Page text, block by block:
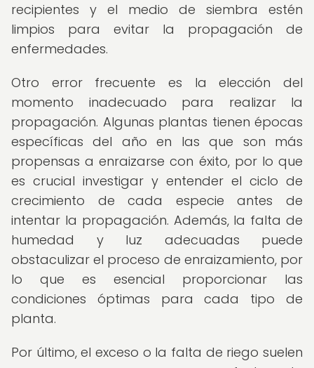
recipientes y el medio de siembra estén
limpios para evitar la propagación de
enfermedades.
Otro error frecuente es la elección del
momento inadecuado para realizar la
propagación. Algunas plantas tienen épocas
específicas del año en las que son más
propensas a enraizarse con éxito, por lo que
es crucial investigar y entender el ciclo de
crecimiento de cada especie antes de
intentar la propagación. Además, la falta de
humedad y luz adecuadas puede
obstaculizar el proceso de enraizamiento, por
lo que es esencial proporcionar las
condiciones óptimas para cada tipo de
planta.
Por último, el exceso o la falta de riego suelen